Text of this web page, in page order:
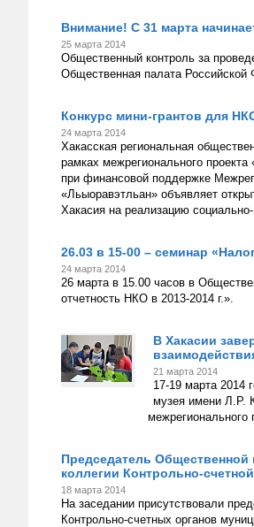
Внимание! С 31 марта
25 марта 2014
Общественный контроль за
Общественная палата Российской
Конкурс мини-грантов для
24 марта 2014
Хакасская региональная
рамках межрегионального
при финансовой поддержке
«Льыоравэтльан» объявляет
Хакасия на реализацию
26.03 в 15-00 – семинар
24 марта 2014
26 марта в 15.00 часов в
отчетность НКО в 2013-2014 г.».
В Хакасии
21 марта 2014
17-19 марта 2014
музея имени Л.Р.
межрегионального
Председатель Общественной
коллегии Контрольно-
18 марта 2014
На заседании присутствовали
Контрольно-счетных органов